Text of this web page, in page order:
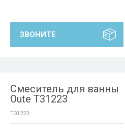
ЗВОНИТЕ
Смеситель для ванны
Oute T31223
T31223